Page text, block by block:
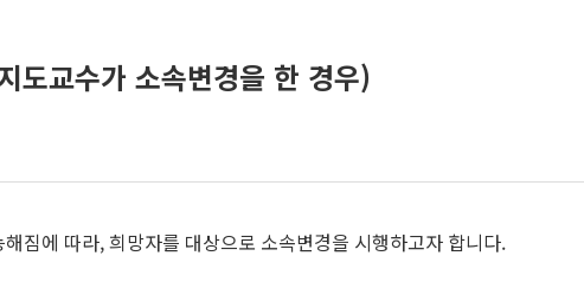
도교수가 소속변경을 한 경우)
짐에 따라, 희망자를 대상으로 소속변경을 시행하고자 합니다.